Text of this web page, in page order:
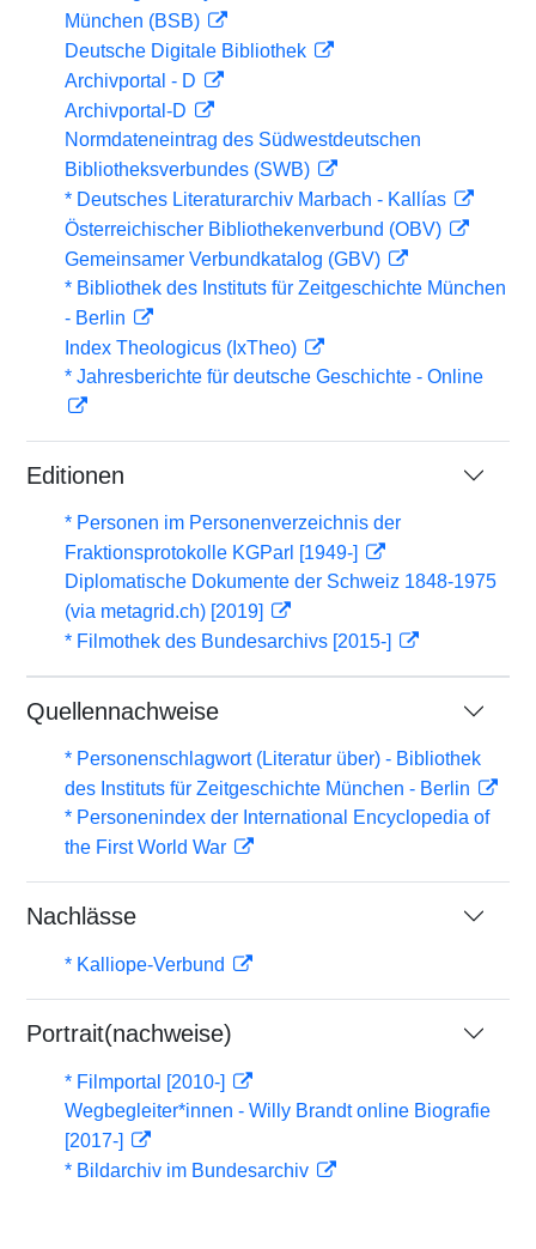
München (BSB)
Deutsche Digitale Bibliothek
Archivportal - D
Archivportal-D
Normdateneintrag des Südwestdeutschen
Bibliotheksverbundes (SWB)
* Deutsches Literaturarchiv Marbach - Kallías
Österreichischer Bibliothekenverbund (OBV)
Gemeinsamer Verbundkatalog (GBV)
* Bibliothek des Instituts für Zeitgeschichte München
- Berlin
Index Theologicus (IxTheo)
* Jahresberichte für deutsche Geschichte - Online
Editionen
* Personen im Personenverzeichnis der
Fraktionsprotokolle KGParl [1949-]
Diplomatische Dokumente der Schweiz 1848-1975
(via metagrid.ch) [2019]
* Filmothek des Bundesarchivs [2015-]
Quellennachweise
* Personenschlagwort (Literatur über) - Bibliothek
des Instituts für Zeitgeschichte München - Berlin
* Personenindex der International Encyclopedia of
the First World War
Nachlässe
* Kalliope-Verbund
Portrait(nachweise)
* Filmportal [2010-]
Wegbegleiter*innen - Willy Brandt online Biografie
[2017-]
* Bildarchiv im Bundesarchiv